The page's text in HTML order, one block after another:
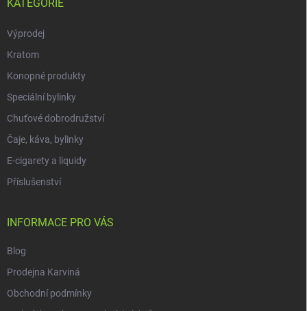
KATEGORIE
Výprodej
Kratom
Konopné produkty
Speciální bylinky
Chuťové dobrodružství
Čaje, káva, bylinky
E-cigarety a liquidy
Příslušenství
INFORMACE PRO VÁS
Blog
Prodejna Karviná
Obchodní podmínky